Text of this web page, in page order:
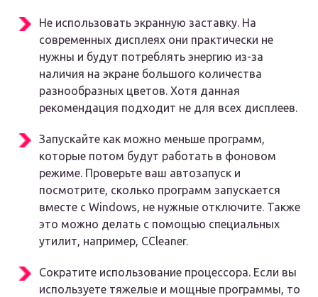
Не использовать экранную заставку. На
современных дисплеях они практически не
нужны и будут потреблять энергию из-за
наличия на экране большого количества
разнообразных цветов. Хотя данная
рекомендация подходит не для всех дисплеев.
Запускайте как можно меньше программ,
которые потом будут работать в фоновом
режиме. Проверьте ваш автозапуск и
посмотрите, сколько программ запускается
вместе с Windows, не нужные отключите. Также
это можно делать с помощью специальных
утилит, например, CCleaner.
Сократите использование процессора. Если вы
используете тяжелые и мощные программы, то